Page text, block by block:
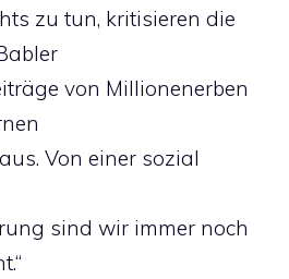
zu tun, kritisieren die
von Millionenerben
Von einer sozial
sind wir immer noch